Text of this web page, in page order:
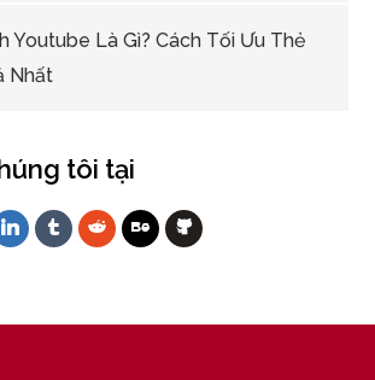
Youtube Là Gì? Cách Tối Ưu Thẻ
Nhất
tôi tại